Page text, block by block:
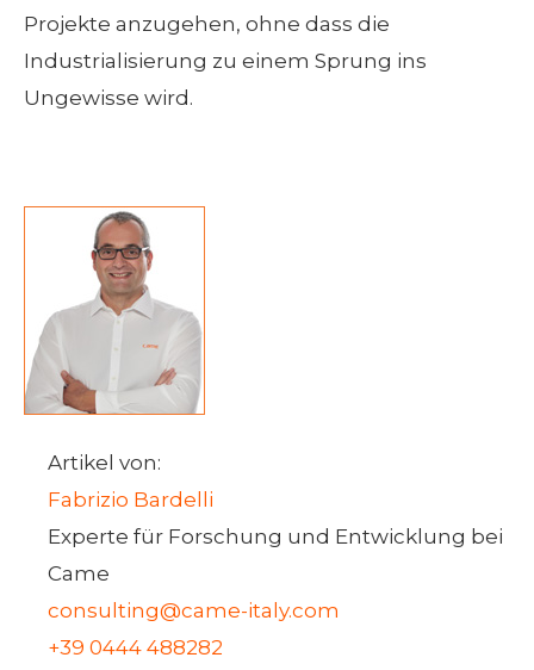
Projekte anzugehen, ohne dass die
Industrialisierung zu einem Sprung ins
Ungewisse wird.
Artikel von:
Fabrizio Bardelli
Experte für Forschung und Entwicklung bei
Came
consulting@came-italy.com
+39 0444 488282